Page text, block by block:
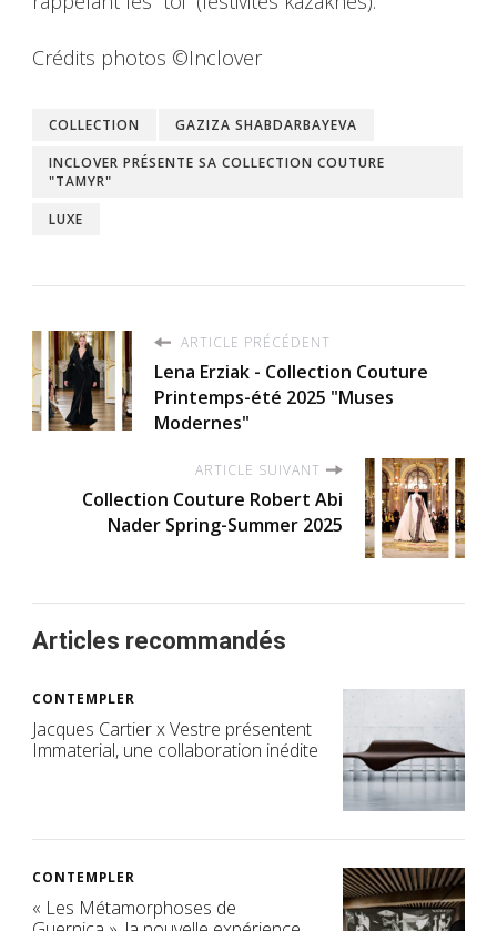
Crédits photos ©Inclover
COLLECTION
GAZIZA SHABDARBAYEVA
INCLOVER PRÉSENTE SA COLLECTION COUTURE
"TAMYR"
LUXE
ARTICLE PRÉCÉDENT
Lena Erziak - Collection Couture
Printemps-été 2025 "Muses
Modernes"
ARTICLE SUIVANT
Collection Couture Robert Abi
Nader Spring-Summer 2025
Articles recommandés
CONTEMPLER
Jacques Cartier x Vestre présentent
Immaterial, une collaboration inédite
CONTEMPLER
« Les Métamorphoses de